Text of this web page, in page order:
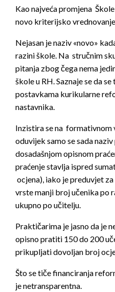
Kao najveća promjena
novo kriterijsko vrednovanje.
Nejasan je naziv «novo»
razini škole. Na stručnim
pitanja zbog čega nema
škole u RH. Saznaje se da
postavkama kurikularne
nastavnika.
Inzistira se na formativnom
oduvijek samo se sada
dosadašnjom opisnom
praćenje stavlja ispred
ocjena), iako je preduvjet
vrste manji broj učenika po
ukupno po učitelju.
Praktičarima je jasno da je
opisno pratiti 150 do 200
prikupljati dovoljan broj
Što se tiče financiranja
je netransparentna.